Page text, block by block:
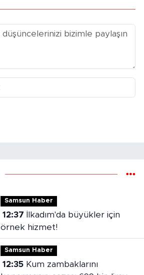
Samsun Haber
12:37
örnek hizmet!
Samsun Haber
12:35Kum zambaklarını